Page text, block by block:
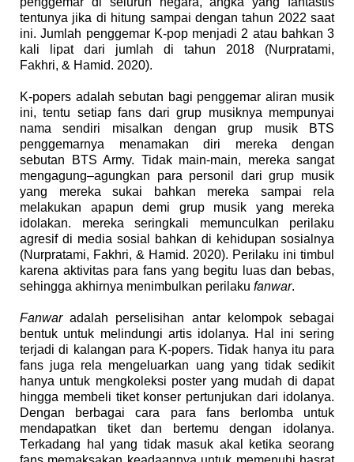
tentunya jika di hitung sampai dengan tahun 2022 saat
ini. Jumlah penggemar K-pop menjadi 2 atau bahkan 3
kali lipat dari jumlah di tahun 2018 (Nurpratami,
Fakhri, & Hamid. 2020).
K-popers adalah sebutan bagi penggemar aliran musik
ini, tentu setiap fans dari grup musiknya mempunyai
nama sendiri misalkan dengan grup musik BTS
penggemarnya menamakan diri mereka dengan
sebutan BTS Army. Tidak main-main, mereka sangat
mengagung–agungkan para personil dari grup musik
yang mereka sukai bahkan mereka sampai rela
melakukan apapun demi grup musik yang mereka
idolakan. mereka seringkali memunculkan perilaku
agresif di media sosial bahkan di kehidupan sosialnya
(Nurpratami, Fakhri, & Hamid. 2020). Perilaku ini timbul
karena aktivitas para fans yang begitu luasdan bebas,
sehingga akhirnya menimbulkan perilaku fanwar.
Fanwaradalah perselisihan antar kelompoksebagai
bentuk untuk melindungi artis idolanya. Hal ini sering
terjadi di kalangan para K-popers. Tidak hanya itu para
fans juga rela mengeluarkan uang yang tidak sedikit
hanya untuk mengkoleksi poster yang mudah di dapat
hingga membeli tiket konser pertunjukan dari idolanya.
Dengan berbagai cara para fans berlomba untuk
mendapatkan tiket dan bertemu dengan idolanya.
Terkadang hal yang tidak masuk akal ketika seorang